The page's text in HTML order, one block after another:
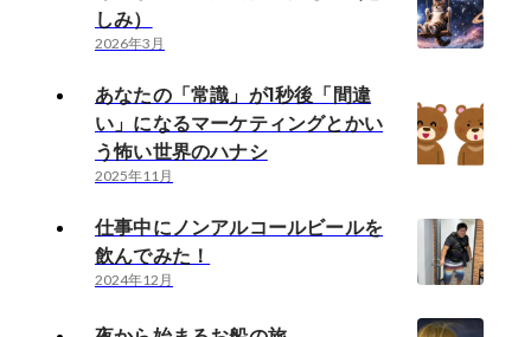
しみ）
2026年3月
あなたの「常識」が1秒後「間違
い」になるマーケティングとかい
う怖い世界のハナシ
2025年11月
仕事中にノンアルコールビールを
飲んでみた！
2024年12月